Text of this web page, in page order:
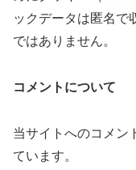
ックデータは匿名で
ではありません。
コメントについて
当サイトへのコメン
ています。